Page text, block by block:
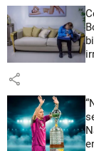
share